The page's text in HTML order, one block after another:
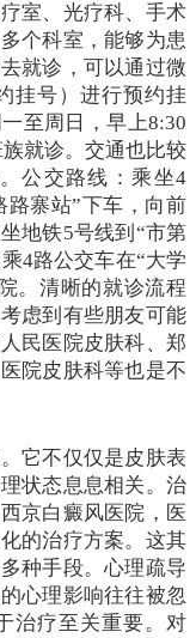
室、光疗科、手术
个科室，能够为患
就诊，可以通过微
挂号）进行预约挂
至周日，早上8:30
就诊。交通也比较
公交路线：乘坐4
路寨站”下车，向前
地铁5号线到“市第
4路公交车在“大学
。清晰的就诊流程
虑到有些朋友可能
民医院皮肤科、郑
院皮肤科等也是不
它不仅仅是皮肤表
状态息息相关。治
京白癜风医院，医
的治疗方案。这其
种手段。心理疏导
心理影响往往被忽
治疗至关重要。对